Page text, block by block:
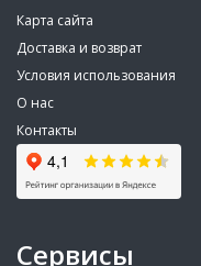
Карта сайта
Доставка и возврат
Условия использования
О нас
Контакты
Сервисы